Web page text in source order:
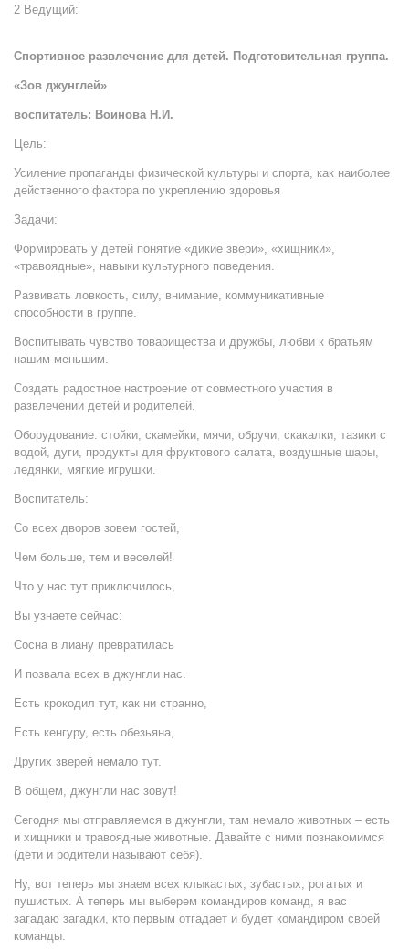
2 Ведущий:
Спортивное развлечение для детей. Подготовительная группа.
«Зов джунглей»
воспитатель: Воинова Н.И.
Цель:
Усиление пропаганды физической культуры и спорта, как наиболее
действенного фактора по укреплению здоровья
Задачи:
Формировать у детей понятие «дикие звери», «хищники»,
«травоядные», навыки культурного поведения.
Развивать ловкость, силу, внимание, коммуникативные
способности в группе.
Воспитывать чувство товарищества и дружбы, любви к братьям
нашим меньшим.
Создать радостное настроение от совместного участия в
развлечении детей и родителей.
Оборудование: стойки, скамейки, мячи, обручи, скакалки, тазики с
водой, дуги, продукты для фруктового салата, воздушные шары,
ледянки, мягкие игрушки.
Воспитатель:
Со всех дворов зовем гостей,
Чем больше, тем и веселей!
Что у нас тут приключилось,
Вы узнаете сейчас:
Сосна в лиану превратилась
И позвала всех в джунгли нас.
Есть крокодил тут, как ни странно,
Есть кенгуру, есть обезьяна,
Других зверей немало тут.
В общем, джунгли нас зовут!
Сегодня мы отправляемся в джунгли, там немало животных – есть
и хищники и травоядные животные. Давайте с ними познакомимся
(дети и родители называют себя).
Ну, вот теперь мы знаем всех клыкастых, зубастых, рогатых и
пушистых. А теперь мы выберем командиров команд, я вас
загадаю загадки, кто первым отгадает и будет командиром своей
команды.